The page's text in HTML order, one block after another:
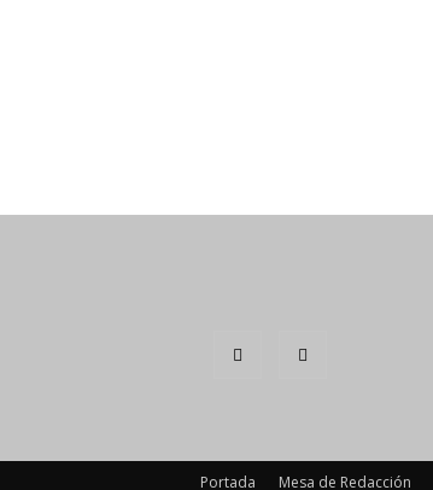
Portada Mesa de Redacción